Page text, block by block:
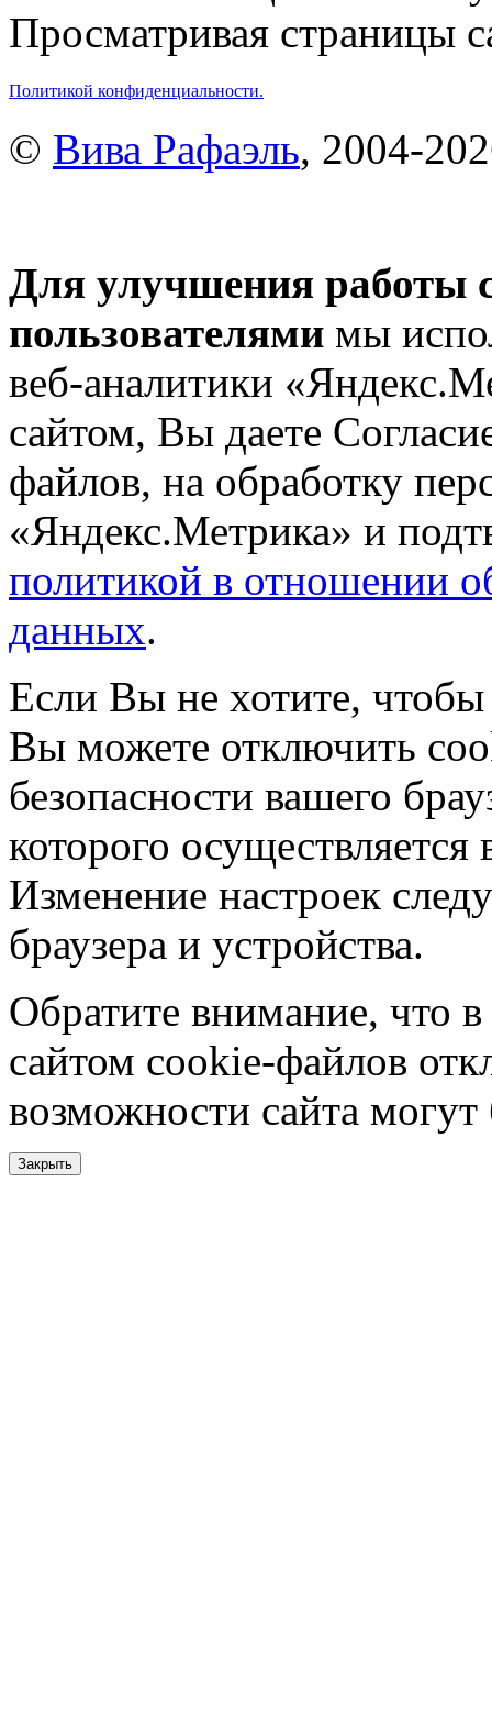
Просматривая страницы
Политикой конфиденциальности.
© Вива Рафаэль, 2004-
Для улучшения работы
пользователями мы
веб-аналитики
сайтом, Вы даете
файлов, на обработку
«Яндекс.Метрика» и
политикой в отношении
данных.
Если Вы не хотите,
Вы можете отключить
безопасности вашего
которого
Изменение настроек
браузера и устройства.
Обратите внимание, что в
сайтом cookie-файлов
возможности сайта
Закрыть